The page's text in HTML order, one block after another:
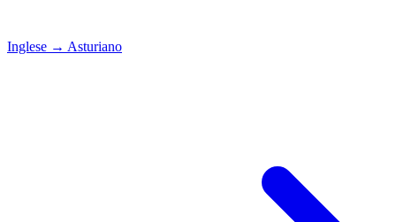
Inglese → Asturiano